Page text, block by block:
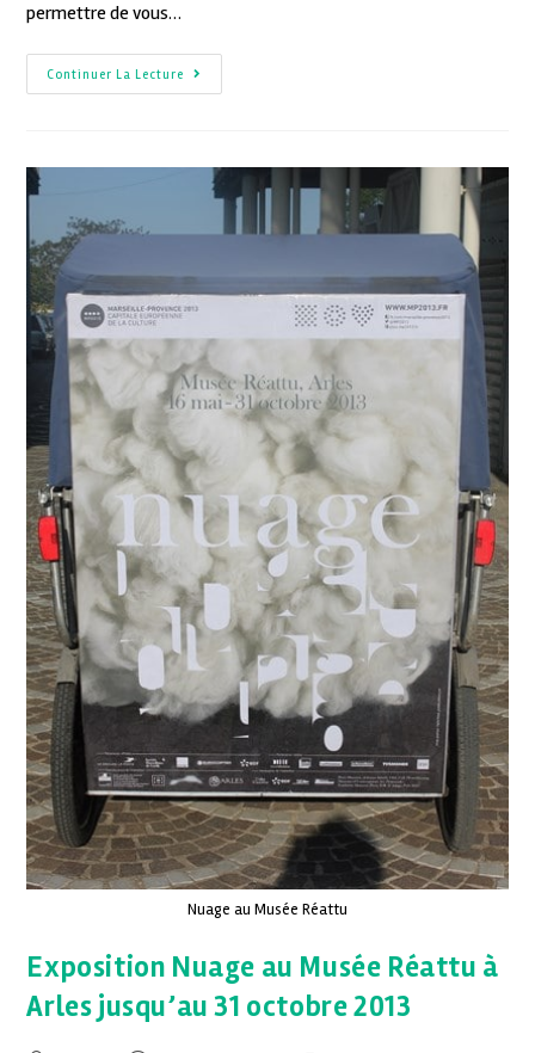
permettre de vous…
Continuer La Lecture
Nuage au Musée Réattu
Exposition Nuage au Musée Réattu à
Arles jusqu’au 31 octobre 2013